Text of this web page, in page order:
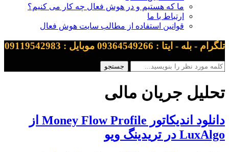
ما که هستیم و در هوش فعال چه کار می کنیم؟
ارتباط با ما
قوانین استفاده از مطالب سایت هوش فعال
تلگرام - بله - ایتا : 09364549266 موبایل : 09119542983
تحلیل جریان مالی
دانلود اندیکاتور Money Flow Profile از
LuxAlgo در تریدینگ ویو